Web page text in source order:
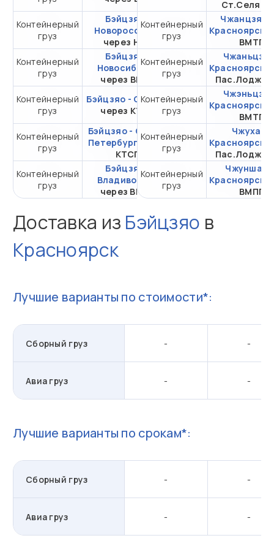
Контейнерный
груз
Бэйцзяо -
Новороссийск
через НЛЭ
от 224 820,23 ₽ за
20DC
Контейнерный
груз
Бэйцзяо -
Новосибирск
через ВМКТ
от 267 935,56 ₽ за
20DC
Контейнерный
груз
Бэйцзяо - Самара
через КТСП
от 649 284,31 ₽ за
20DC
Контейнерный
груз
Бэйцзяо - Санкт-
Петербург через
КТСП
от 496 208,96 ₽ за
20DC
Контейнерный
груз
Бэйцзяо -
Владивосток
через ВМТП
от 110 268,96 ₽ за
20DC
Контейнерный
груз
Красноярск
ВМТП
Контейнерный
груз
Красноярск
Контейнерный
груз
Красноярск
ВМТП
Контейнерный
груз
Чжухай -
Красноярск
Контейнерный
груз
Красноярск
ВМПП
Доставка из Бэйцзяо в
Красноярск
Лучшие варианты по стоимости*:
Сборный груз - -
Авиа груз - -
Лучшие варианты по срокам*:
Сборный груз - -
Авиа груз - -